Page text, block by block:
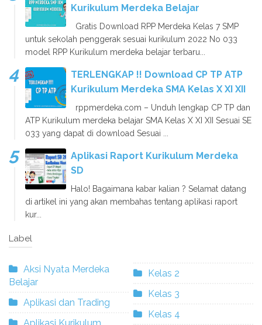
Kurikulum Merdeka Belajar
Gratis Download RPP Merdeka Kelas 7 SMP
untuk sekolah penggerak sesuai kurikulum 2022 No 033
model RPP Kurikulum merdeka belajar terbaru...
TERLENGKAP !! Download CP TP ATP
Kurikulum Merdeka SMA Kelas X XI XII
rppmerdeka.com – Unduh lengkap CP TP dan
ATP Kurikulum merdeka belajar SMA Kelas X XI XII Sesuai SE
033 yang dapat di download Sesuai ...
Aplikasi Raport Kurikulum Merdeka
SD
Halo! Bagaimana kabar kalian ? Selamat datang
di artikel ini yang akan membahas tentang aplikasi raport
kur...
Label
Aksi Nyata Merdeka
Belajar
Aplikasi dan Trading
Kelas 2
Kelas 3
Kelas 4